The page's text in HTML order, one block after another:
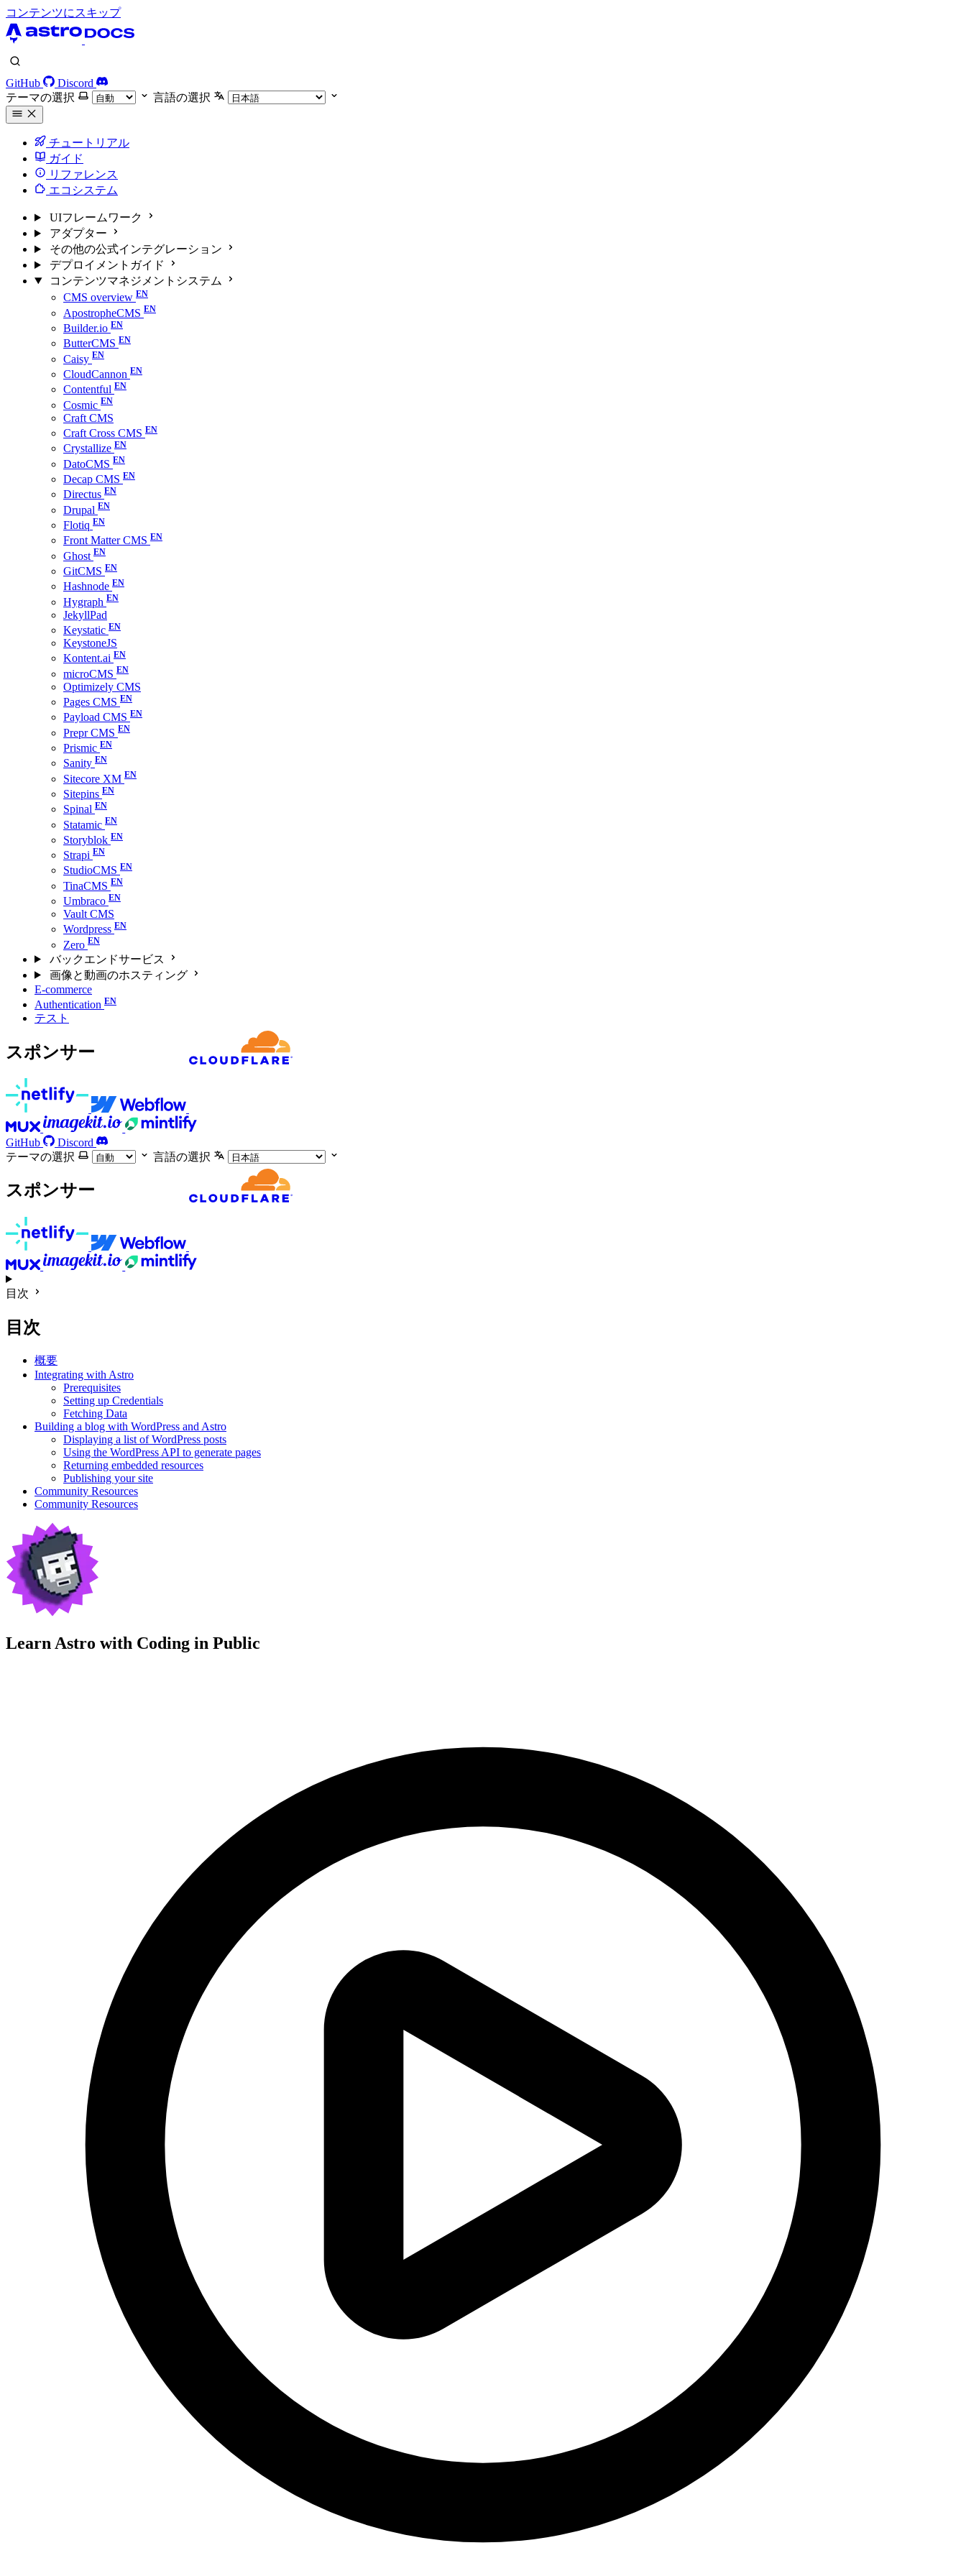
コンテンツにスキップ
GitHub
Discord
テーマの選択
言語の選択
チュートリアル
ガイド
リファレンス
エコシステム
UIフレームワーク
アダプター
その他の公式インテグレーション
デプロイメントガイド
コンテンツマネジメントシステム
CMS overview
ApostropheCMS
Builder.io
ButterCMS
Caisy
CloudCannon
Contentful
Cosmic
Craft CMS
Craft Cross CMS
Crystallize
DatoCMS
Decap CMS
Directus
Drupal
Flotiq
Front Matter CMS
Ghost
GitCMS
Hashnode
Hygraph
JekyllPad
Keystatic
KeystoneJS
Kontent.ai
microCMS
Optimizely CMS
Pages CMS
Payload CMS
Prepr CMS
Prismic
Sanity
Sitecore XM
Sitepins
Spinal
Statamic
Storyblok
Strapi
StudioCMS
TinaCMS
Umbraco
Vault CMS
Wordpress
Zero
バックエンドサービス
画像と動画のホスティング
E-commerce
Authentication
テスト
スポンサー
GitHub
Discord
テーマの選択
言語の選択
スポンサー
目次
目次
概要
Integrating with Astro
Prerequisites
Setting up Credentials
Fetching Data
Building a blog with WordPress and Astro
Displaying a list of WordPress posts
Using the WordPress API to generate pages
Returning embedded resources
Publishing your site
Community Resources
Community Resources
Learn Astro with Coding in Public